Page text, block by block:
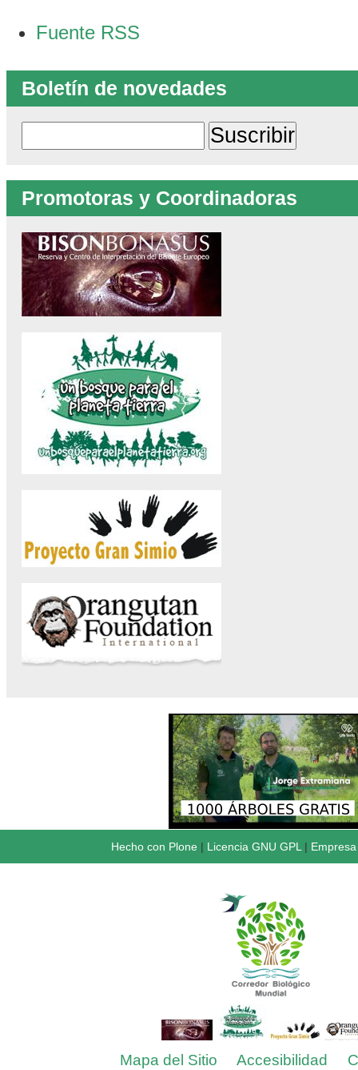
de
Fuente RSS
Boletín de novedades
Promotoras y Coordinadoras
Hecho con Plone| Licencia GNU GPL |
Mapa del Sitio Accesibilidad